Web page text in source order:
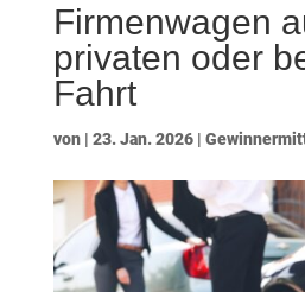
Firmenwagen
privaten oder
Fahrt
von | 23. Jan. 2026|